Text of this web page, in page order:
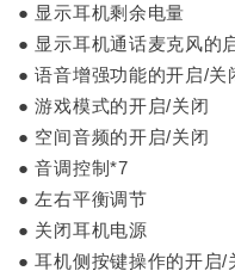
● 显示耳机剩余电量
● 显示耳机通话麦克风的
● 语音增强功能的开启/关
● 游戏模式的开启/关闭
● 空间音频的开启/关闭
● 音调控制*7
● 左右平衡调节
● 关闭耳机电源
● 耳机侧按键操作的开启/